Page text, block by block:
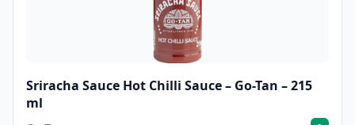
Sriracha Sauce Hot Chilli Sauce – Go-Tan – 215
ml